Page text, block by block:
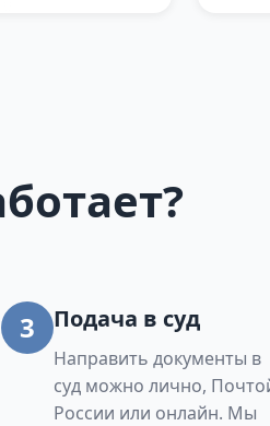
3 Подача в суд
Направить документы в
суд можно лично,
России или онлайн. Мы